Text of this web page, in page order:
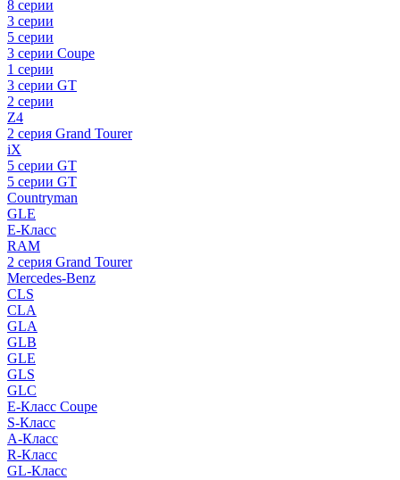
8 серии
3 серии
5 серии
3 серии Coupe
1 серии
3 серии GT
2 серии
Z4
2 серия Grand Tourer
iX
5 серии GT
5 серии GT
Countryman
GLE
E-Класс
RAM
2 серия Grand Tourer
Mercedes-Benz
CLS
CLA
GLA
GLB
GLE
GLS
GLC
E-Класс Coupe
S-Класс
A-Класс
R-Класс
GL-Класс